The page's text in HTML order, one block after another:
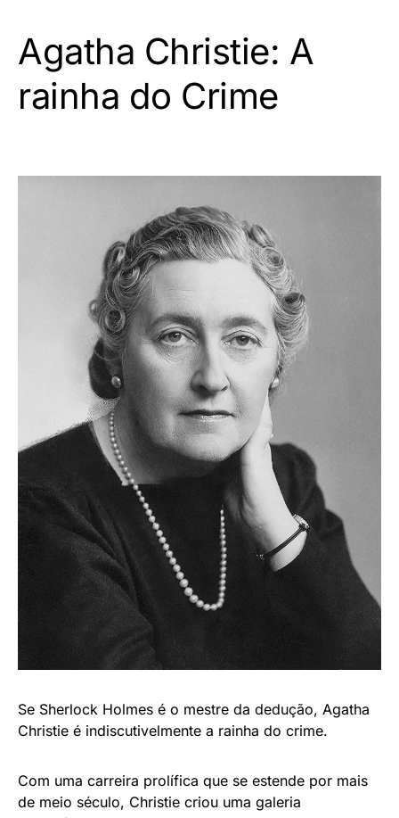
Agatha Christie: A
rainha do Crime
Se Sherlock Holmes é o mestre da dedução, Agatha
Christie é indiscutivelmente a rainha do crime.
Com uma carreira prolífica que se estende por mais
de meio século, Christie criou uma galeria